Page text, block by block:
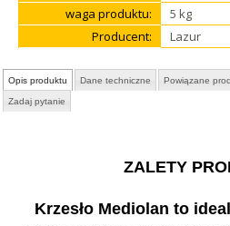
waga produktu:
5 kg
Producent:
Lazur
Opis produktu Dane techniczne Powiązane
Zadaj pytanie
ZALETY
Krzesło Mediolan to